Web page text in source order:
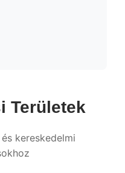
Területek
kereskedelmi